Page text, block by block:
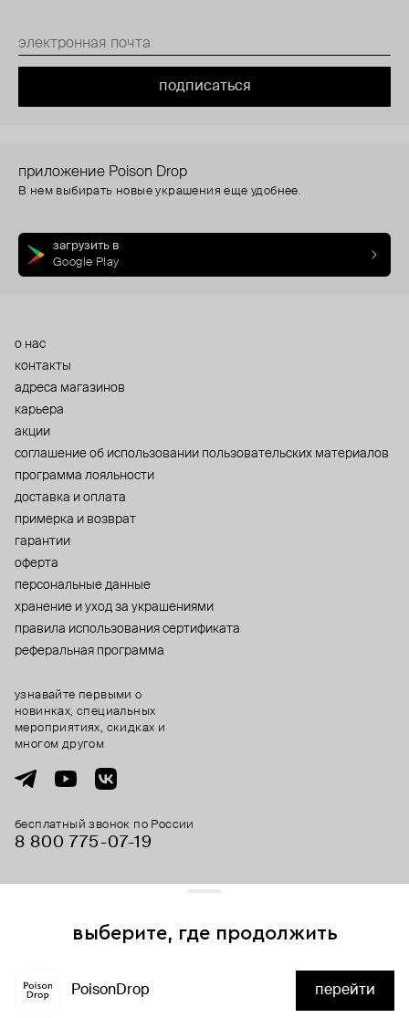
подписаться
приложение Poison Drop
В нем выбирать новые украшения еще удобнее.
загрузить в
Google Play
о нас
контакты
адреса магазинов
карьера
акции
cоглашение об использовании пользовательских материалов
программа лояльности
доставка и оплата
примерка и возврат
гарантии
оферта
персональные данные
хранение и уход за украшениями
правила использования сертификата
реферальная программа
бесплатный звонок по России
8 800 775⁠-07⁠-19
узнавайте первыми о
новинках, специальных
мероприятиях, скидках и
многом другом
выберите, где продолжить
PoisonDrop перейти
и сервисы аналитики. Продолжая его использование,
вы соглашаетесь с нашим